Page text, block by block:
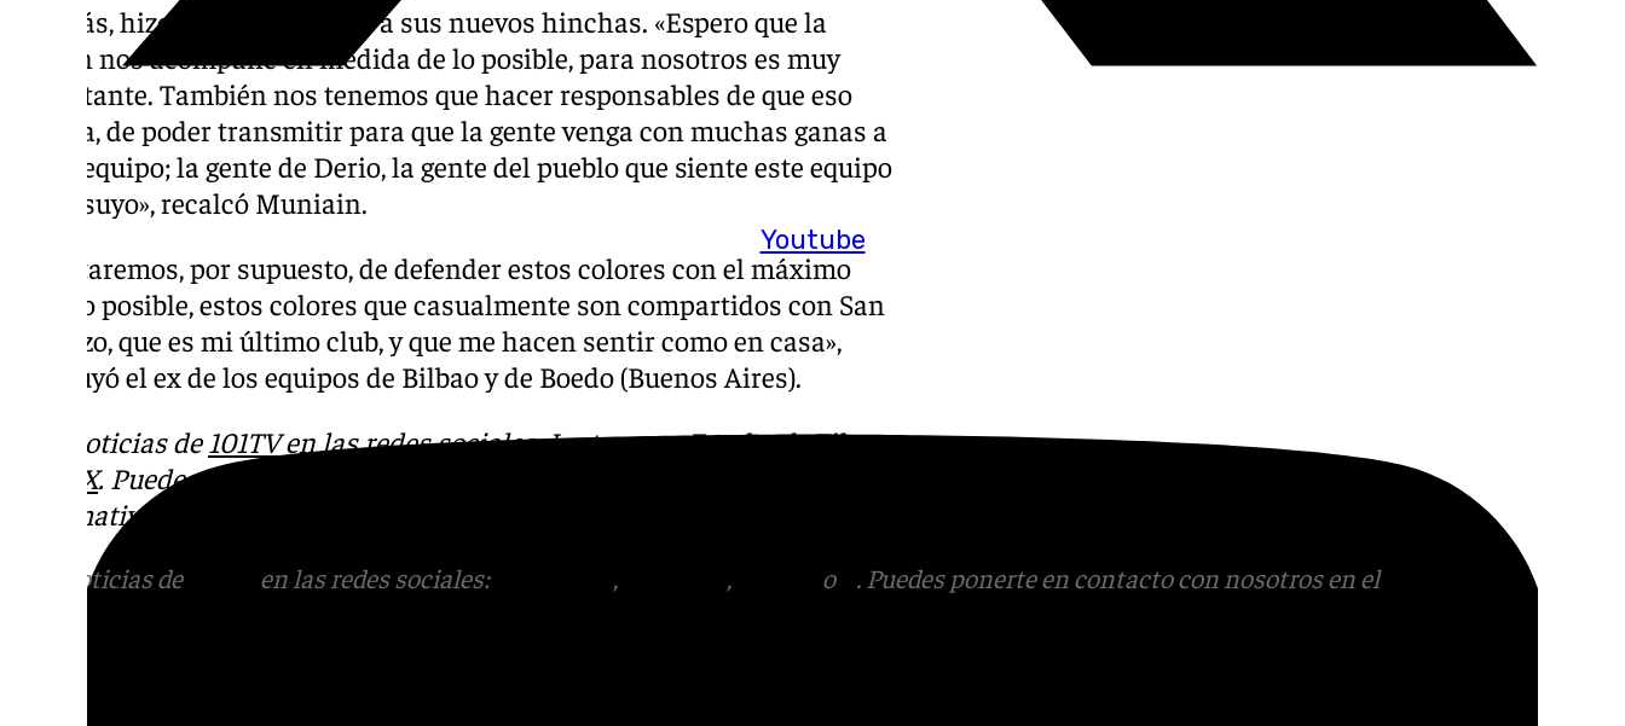
Youtube
Además, hizo un llamamiento a sus nuevos hinchas. «Espero que la
afición nos acompañe en medida de lo posible, para nosotros es muy
importante. También nos tenemos que hacer responsables de que eso
suceda, de poder transmitir para que la gente venga con muchas ganas a
ver al equipo; la gente de Derio, la gente del pueblo que siente este equipo
como suyo», recalcó Muniain.
«Y trataremos, por supuesto, de defender estos colores con el máximo
orgullo posible, estos colores que casualmente son compartidos con San
Lorenzo, que es mi último club, y que me hacen sentir como en casa»,
concluyó el ex de los equipos de Bilbao y de Boedo (Buenos Aires).
Más noticias de 101TVen las redes sociales:Instagram,Facebook,Tik
X. Puedes ponerte en contacto con nosotros en el correo
informativos@101tv.es
Más noticias de en las redes sociales: , , o
. Puedes ponerte en contacto con nosotros en el